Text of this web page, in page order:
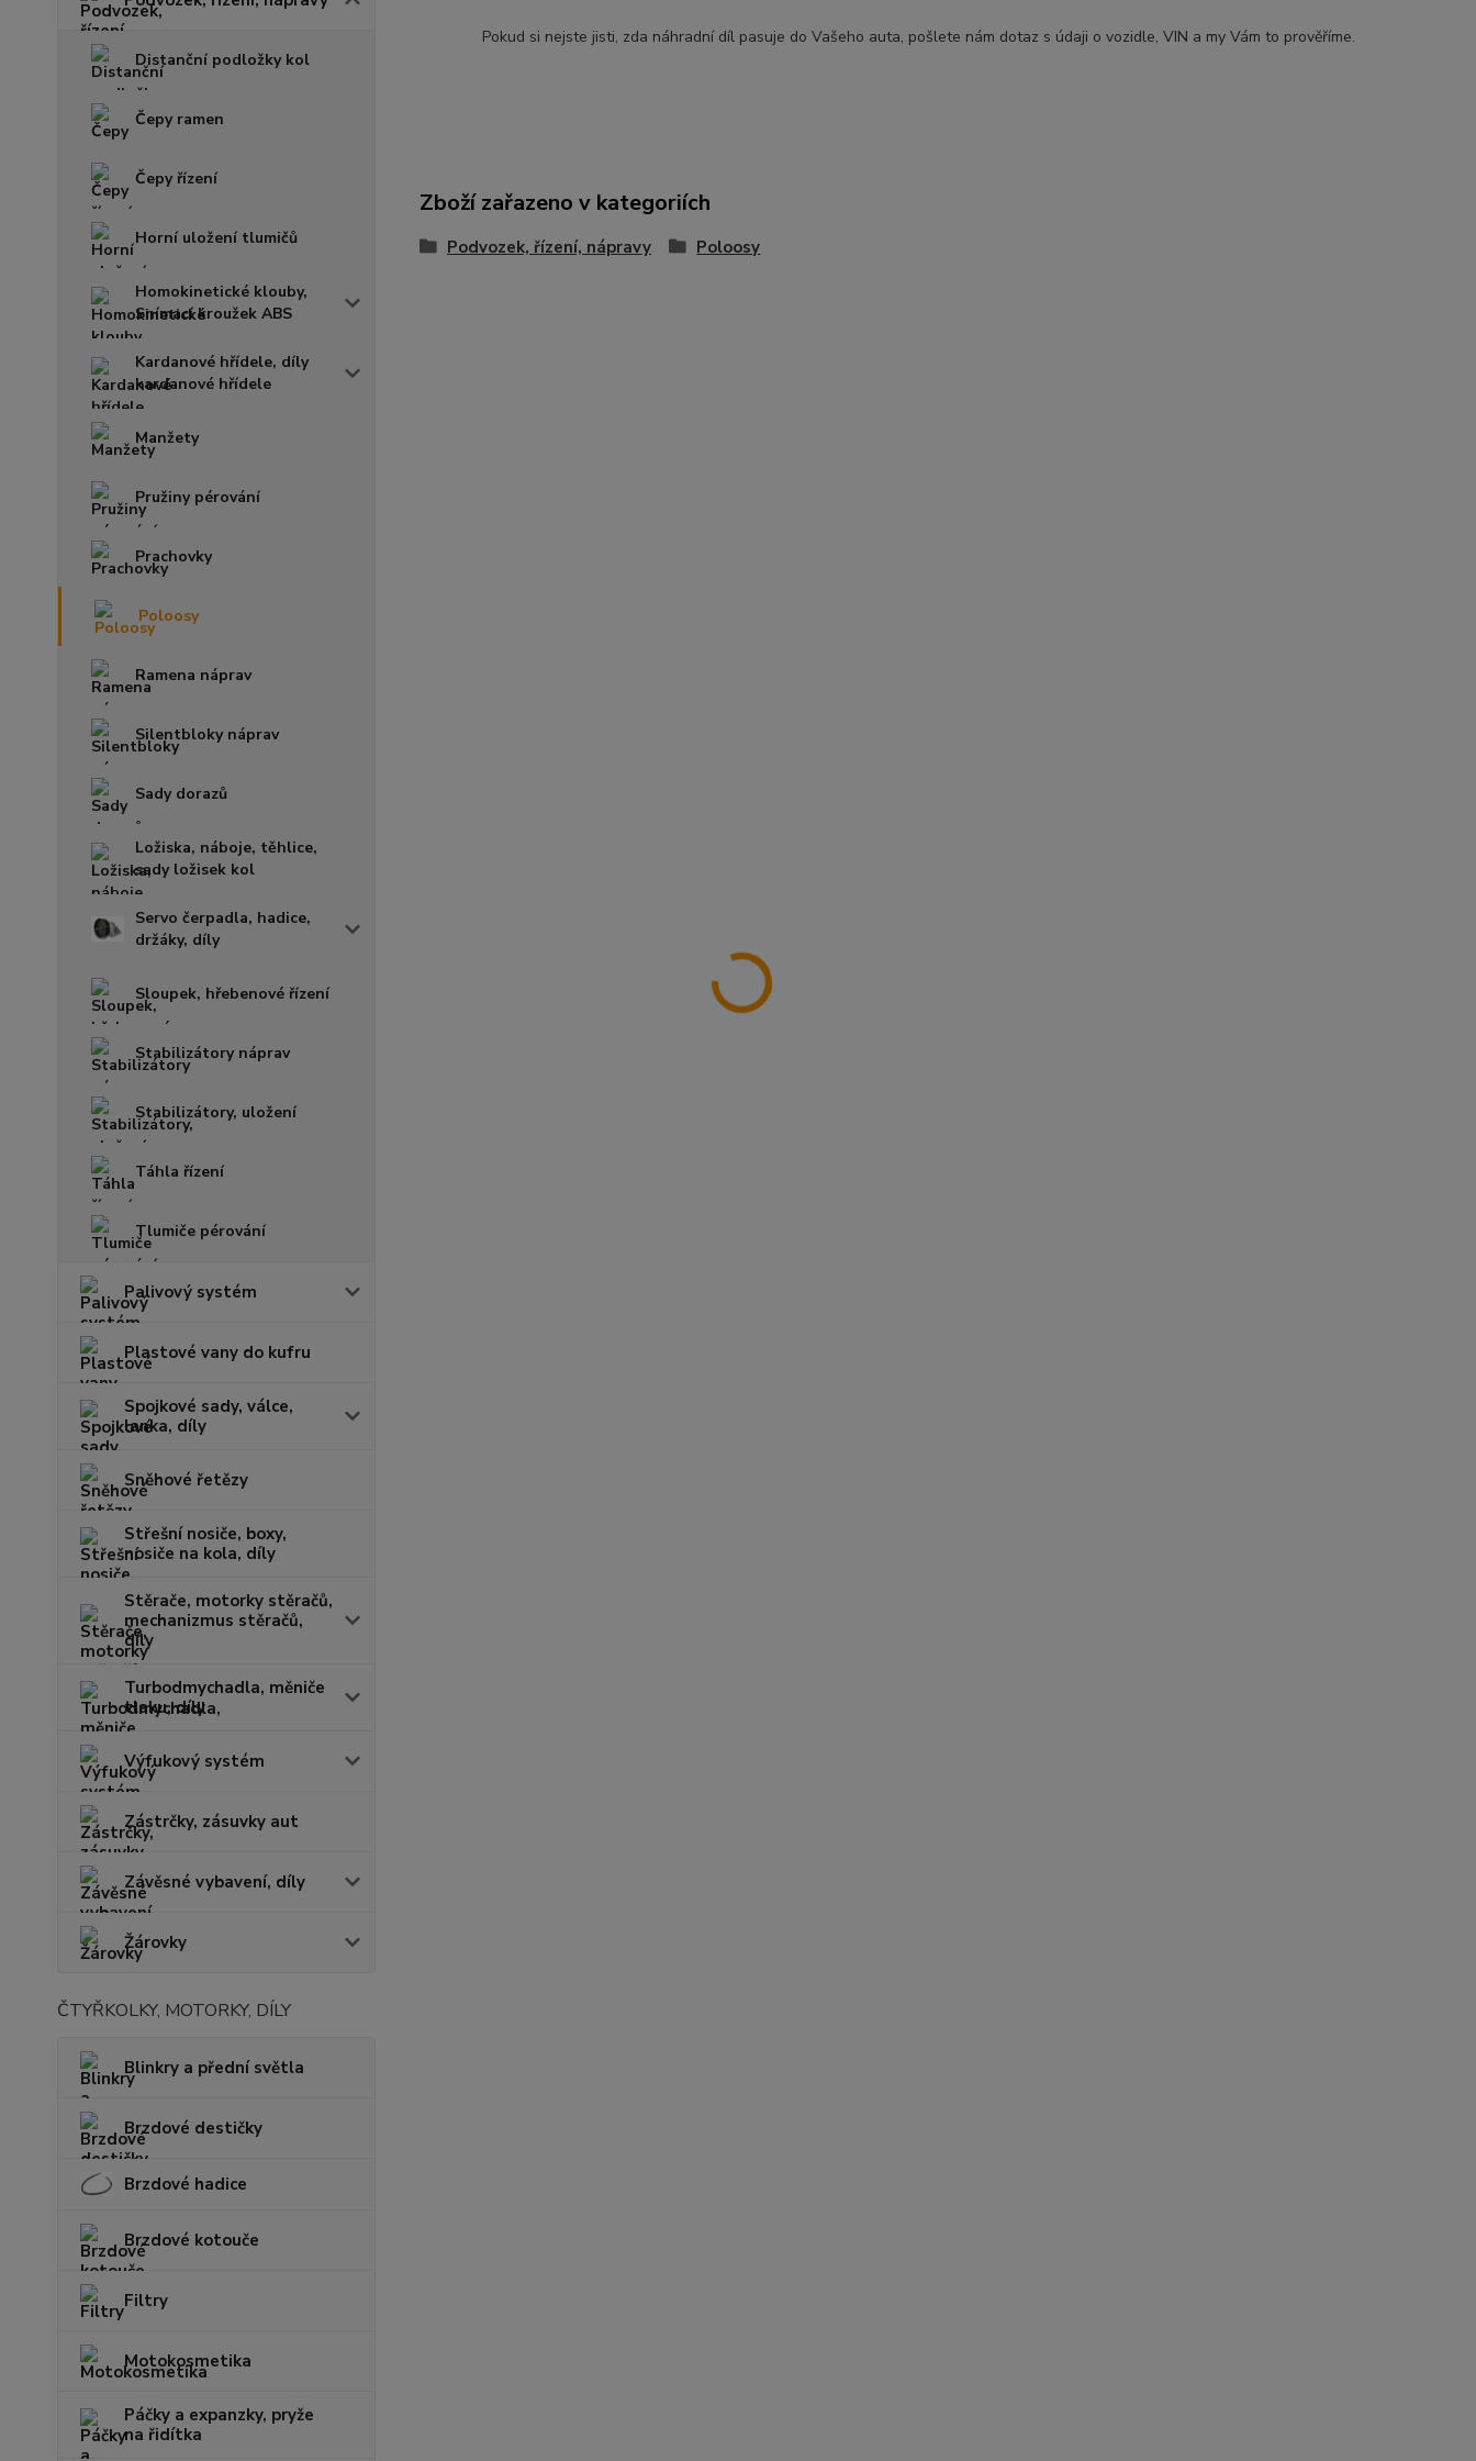
Distanční podložky kol
Čepy ramen
Čepy řízení
Horní uložení tlumičů
Homokinetické klouby,
Snímací kroužek ABS
Kardanové hřídele, díly
kardanové hřídele
Manžety
Pružiny pérování
Prachovky
Poloosy
Ramena náprav
Silentbloky náprav
Sady dorazů
Ložiska, náboje, těhlice,
sady ložisek kol
Servo čerpadla, hadice,
držáky, díly
Sloupek, hřebenové řízení
Stabilizátory náprav
Stabilizátory, uložení
Táhla řízení
Tlumiče pérování
Palivový systém
Plastové vany do kufru
Spojkové sady, válce,
lanka, díly
Sněhové řetězy
Střešní nosiče, boxy,
nosiče na kola, díly
Stěrače, motorky stěračů,
mechanizmus stěračů,
díly
Turbodmychadla, měniče
tlaku, díly
Výfukový systém
Zástrčky, zásuvky aut
Závěsné vybavení, díly
Žárovky
ČTYŘKOLKY, MOTORKY, DÍLY
Blinkry a přední světla
Brzdové destičky
Brzdové hadice
Brzdové kotouče
Filtry
Motokosmetika
Páčky a expanzky, pryže
na řidítka
Pokud si nejste jisti, zda náhradní díl pasuje do Vašeho auta, pošlete nám dotaz s údaji o vozidle, VIN a my Vám to prověříme.
Zboží zařazeno v kategoriích
Podvozek, řízení, nápravy Poloosy